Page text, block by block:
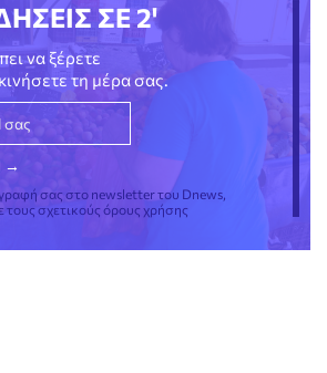
ΣΕ 2'
να ξέρετε
τη μέρα σας.
σας στο newsletter του Dnews,
τους σχετικούς όρους χρήσης